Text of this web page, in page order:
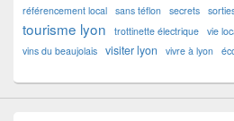
référencement local sans téflon secrets
tourisme lyon trottinette électrique vie
vins du beaujolais visiter lyon vivre à lyon